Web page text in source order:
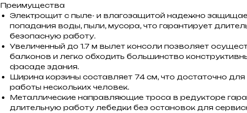
Преимущества
Электрощит с пыле- и влагозащитой надежно
попадания воды, пыли, мусора, что гарантирует
безопасную работу.
Увеличенный до 1.7 м вылет консоли позволяет
балконов и легко обходить большинство
фасаде здания.
Ширина корзины составляет 74 см, что достаточно
работы нескольких человек.
Металлические направляющие троса в редукторе
длительную работу лебедки без остановок для